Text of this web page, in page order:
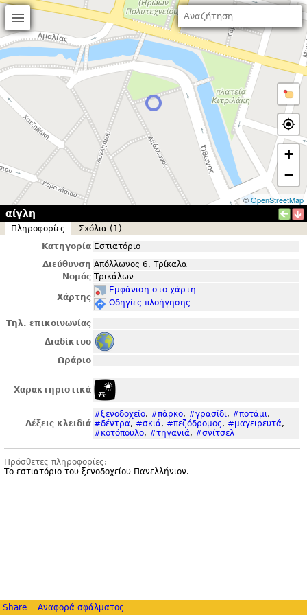
+
−
©OpenStreetMap
αίγλη
Πληροφορίες
Σxόλια (1)
Κατηγορία Εστιατόριο
Διεύθυνση Απόλλωνος 6, Τρίκαλα
Νομός Τρικάλων
Χάρτης
Εμφάνιση στο χάρτη
Οδηγίες πλοήγησης
Τηλ. επικοινωνίας
Διαδίκτυο
Ωράριο
Χαρακτηριστικά
Λέξεις κλειδιά
#ξενοδοχείο, #πάρκο, #γρασίδι, #ποτάμι,
#δέντρα, #σκιά, #πεζόδρομος, #μαγειρευτά,
#κοτόπουλο, #τηγανιά, #σνίτσελ
Πρόσθετες πληροφορίες:
Το εστιατόριο του ξενοδοχείου Πανελλήνιον.
Share Αναφορά σφάλματος